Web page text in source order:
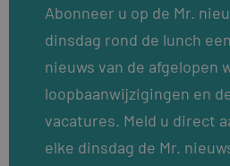
Abonneer u op de Mr.
dinsdag rond de lunch
nieuws van de afgelopen
loopbaanwijzigingen en
vacatures. Meld u direct
elke dinsdag de Mr.